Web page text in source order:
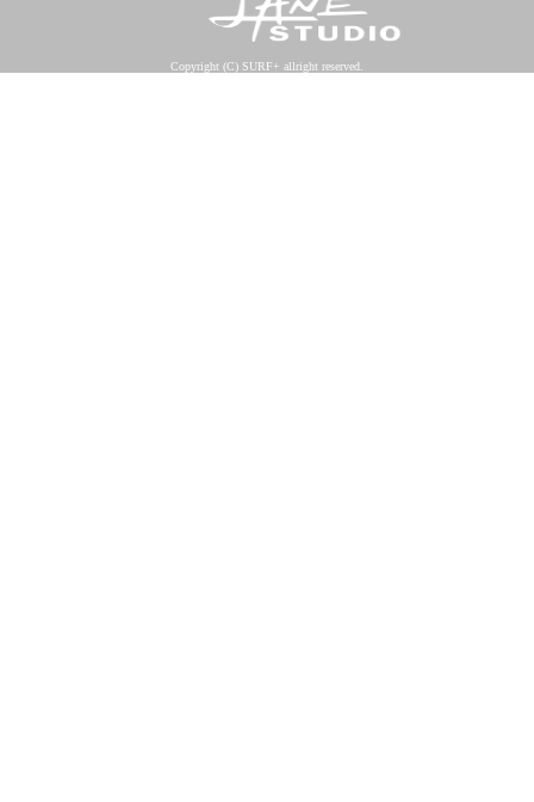
Copyright (C) SURF+ allright reserved.